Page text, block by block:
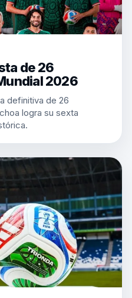
de 26
2026
definitiva de 26
logra su sexta